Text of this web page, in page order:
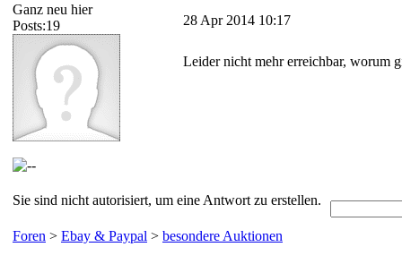
Ganz neu hier
Posts:19
28 Apr 2014 10:17
Leider nicht mehr erreichbar, worum
Sie sind nicht autorisiert, um eine Antwort zu erstellen.
Foren > Ebay & Paypal > besondere Auktionen